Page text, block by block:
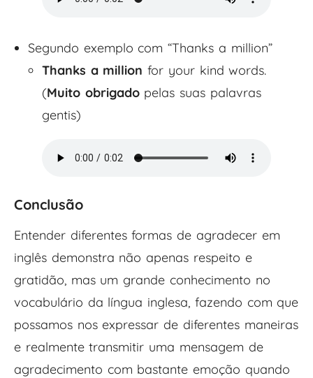
Segundo exemplo com “Thanks a million”
Thanks a million for your kind words.
(Muito obrigadopelas suas palavras
gentis)
Conclusão
Entender diferentes formas de agradecer em
inglês demonstra não apenas respeito e
gratidão, mas um grande conhecimento no
vocabulário da língua inglesa, fazendo com que
possamos nos expressar de diferentes maneiras
e realmente transmitir uma mensagem de
agradecimento com bastante emoção quando